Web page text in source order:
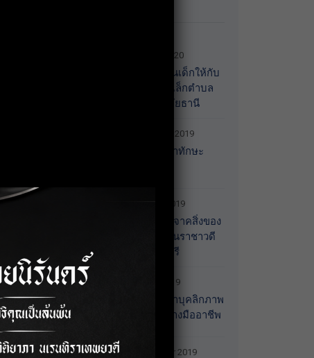
13 January 2020
มอบของขวัญวันเด็กให้กับ
ศูนย์พัฒนาเด็กเล็กตำบล
เกาะเทโพ จ.อุทัยธานี
20 December 2019
การอบรมพัฒนาทักษะ
30 October 2019
กิจกรรมร่วมบริจาคสิ่งของ
จำเป็นให้กับบ้านราชาวดี
(หญิง) จ.นนทบุรี
3 October 2019
อบรมการพัฒนาบุคลิกภาพ
สู่การทำงานอย่างมืออาชีพ
18 September 2019